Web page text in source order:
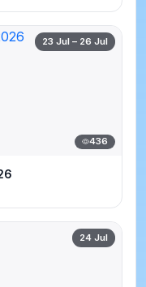
23 Jul – 26 Jul
436
24 Jul